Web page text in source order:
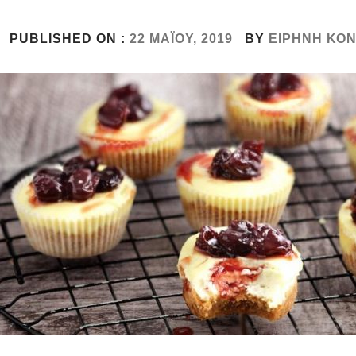
PUBLISHED ON : 22 ΜΑΪ́ΟΥ, 2019 BY ΕΙΡΉΝΗ